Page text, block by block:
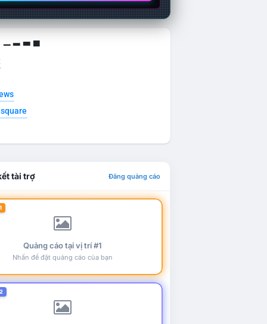
▁ ▂ ▃ ▄
tài trợ Đăng quảng cáo
Quảng cáo tại vị trí #1
Nhấn để đặt quảng cáo của bạn